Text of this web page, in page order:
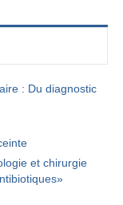
: Du diagnostic
et chirurgie